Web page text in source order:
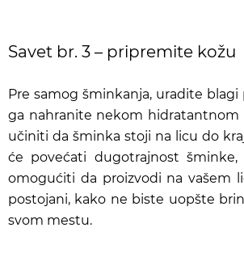
Savet br. 3 – pripremite kožu
Pre samog šminkanja, uradite
ga nahranite nekom hidratantnom
učiniti da šminka stoji na licu do
će povećati dugotrajnost
omogućiti da proizvodi na vašem
postojani, kako ne biste uopšte
svom mestu.